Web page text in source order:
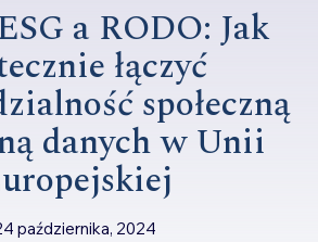
a RODO: Jak
łączyć
społeczną
danych w Unii
października, 2024